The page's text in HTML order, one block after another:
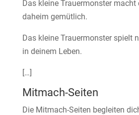
Das kleine Trauermonster macht
daheim gemütlich.
Das kleine Trauermonster spielt
in deinem Leben.
[…]
Mitmach-Seiten
Die Mitmach-Seiten begleiten